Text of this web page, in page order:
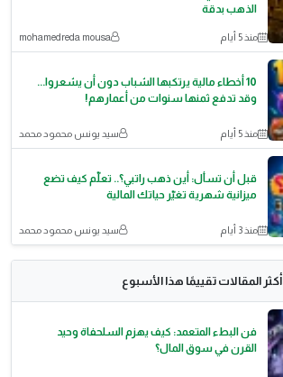
الذهب بدقة
منذ 5 أيام mohamedreda mousa
10 أخطاء مالية يرتكبها الشباب دون أن يشعروا...
وقد تدفع ثمنها سنوات من أعمارهم!
منذ 5 أيام سيد يونس محمود محمد
قبل أن تسأل: أين ذهب راتبي؟.. تعلّم كيف تضع
ميزانية شهرية تغيّر حياتك المالية
منذ 3 أيام سيد يونس محمود محمد
أكثر المقالات تقييمًا هذا الأسبوع
فن البطء المتعمد: كيف يهزم السلحفاة وحيد
القرن في سوق المال؟